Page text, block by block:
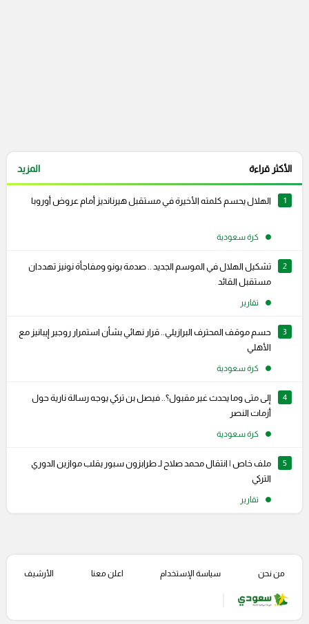
الأكثر قراءة المزيد
1 الهلال يحسم كلمته الأخيرة في مستقبل هيرنانديز أمام عروض أوروبا
كرة سعودية
2
تشكيل الهلال في الموسم الجديد .. صدمة بونو ومفاجأة نونيز تهددان
مستقبل القائد
تقارير
3
حسم موقف المحترف البرازيلي.. قرار نهائي بشأن استمرار روجير إيبانيز مع
الأهلي
كرة سعودية
4
إلى متى وما يحدث غير مقبول؟.. فيصل بن تركي يوجه رسالة نارية حول
أزمات النصر
كرة سعودية
5
ملف خاص | انتقال محمد صلاح لـ طرابزون سبور يقلب موازين الدوري
التركي
تقارير
من نحن سياسة الإستخدام اعلن معنا الأرشيف